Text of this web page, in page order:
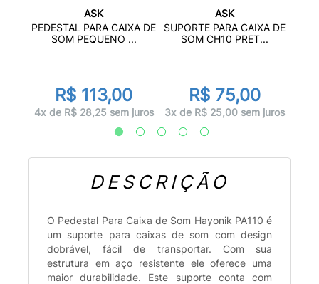
ASK
PEDESTAL PARA CAIXA DE
SOM PEQUENO ...
R$ 113,00
4x de R$ 28,25 sem juros
ASK
SUPORTE PARA CAIXA DE
SOM CH10 PRET...
R$ 75,00
3x de R$ 25,00 sem juros
DESCRIÇÃO
O Pedestal Para Caixa de Som Hayonik PA110 é
um suporte para caixas de som com design
dobrável, fácil de transportar. Com sua
estrutura em aço resistente ele oferece uma
maior durabilidade. Este suporte conta com